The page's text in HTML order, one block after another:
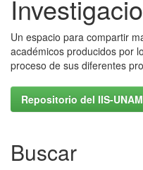
Un espacio para compartir
académicos producidos por
proceso de sus diferentes
Repositorio del IIS-UNAM
Buscar